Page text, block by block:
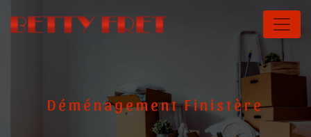
Déménagement Finistère